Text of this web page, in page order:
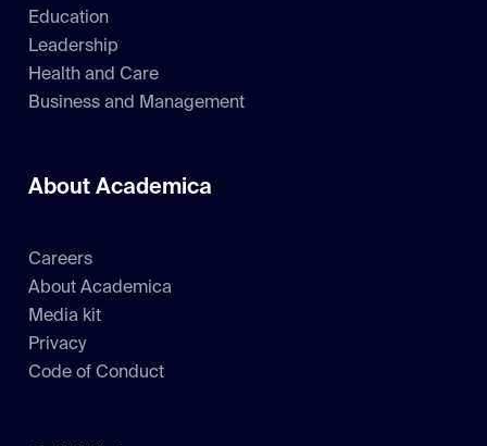
Education
Leadership
Health and Care
Business and Management
About Academica
Careers
About Academica
Media kit
Privacy
Code of Conduct